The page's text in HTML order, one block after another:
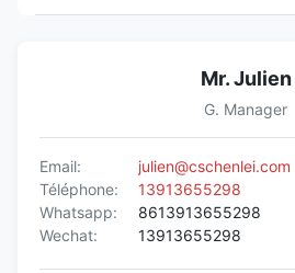
Mr. Julien
G. Manager
Email:
julien@cschenlei.com
Téléphone:
13913655298
Whatsapp:
8613913655298
Wechat:
13913655298